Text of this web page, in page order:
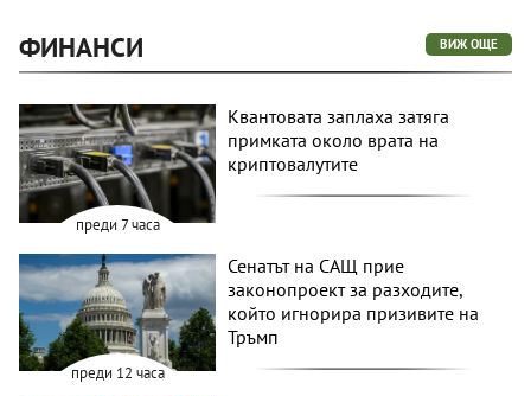
ФИНАНСИ ВИЖ ОЩЕ
преди 7 часа
Квантовата заплаха затяга
примката около врата на
криптовалутите
преди 12 часа
Сенатът на САЩ прие
законопроект за разходите,
който игнорира призивите на
Тръмп